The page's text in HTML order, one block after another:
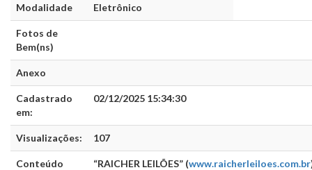
Modalidade Eletrônico
Fotos de
Bem(ns)
Anexo
Cadastrado
em:
02/12/2025 15:34:30
Visualizações: 107
Conteúdo “RAICHER LEILÕES” (www.raicherleiloes.com.br